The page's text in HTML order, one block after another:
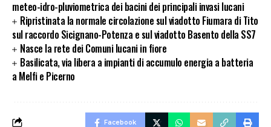
meteo-idro-pluviometrica dei bacini dei principali invasi lucani
Ripristinata la normale circolazione sul viadotto Fiumara di Tito
sul raccordo Sicignano-Potenza e sul viadotto Basento della SS7
Nasce la rete dei Comuni lucani in fiore
Basilicata, via libera a impianti di accumulo energia a batteria
a Melfi e Picerno
Facebook